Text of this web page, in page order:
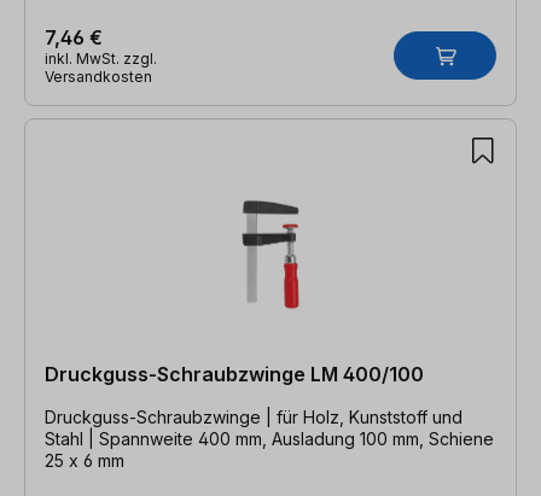
7,46 €
inkl. MwSt. zzgl.
Versandkosten
Druckguss-Schraubzwinge LM 400/100
Druckguss-Schraubzwinge | für Holz, Kunststoff und
Stahl | Spannweite 400 mm, Ausladung 100 mm, Schiene
25 x 6 mm